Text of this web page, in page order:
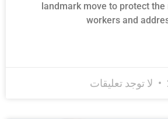
landmark move to protect
workers and
لا توجد تعليقات